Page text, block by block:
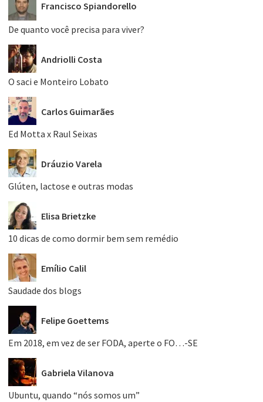
Francisco Spiandorello
De quanto você precisa para viver?
Andriolli Costa
O saci e Monteiro Lobato
Carlos Guimarães
Ed Motta x Raul Seixas
Dráuzio Varela
Glúten, lactose e outras modas
Elisa Brietzke
10 dicas de como dormir bem sem remédio
Emílio Calil
Saudade dos blogs
Felipe Goettems
Em 2018, em vez de ser FODA, aperte o FO…-SE
Gabriela Vilanova
Ubuntu, quando “nós somos um”